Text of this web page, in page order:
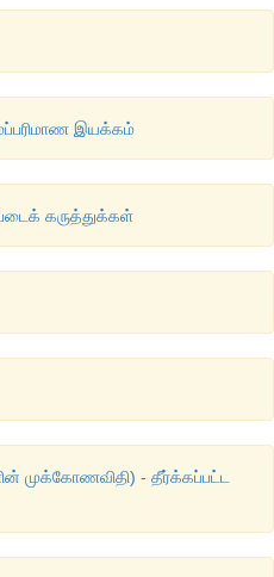
இயக்கம்
கருத்துக்கள்
முக்கோணவிதி) - தீர்க்கப்பட்ட